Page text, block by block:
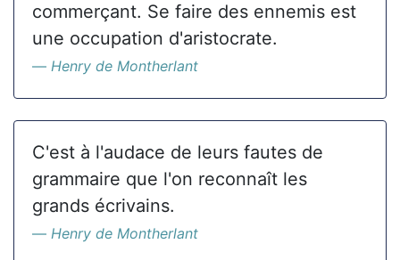
commerçant. Se faire des ennemis est
une occupation d'aristocrate.
Henry de Montherlant
C'est à l'audace de leurs fautes de
grammaire que l'on reconnaît les
grands écrivains.
Henry de Montherlant